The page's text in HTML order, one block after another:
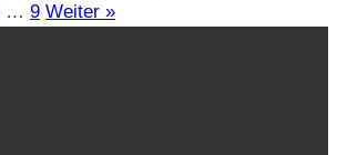
… 9 Weiter »